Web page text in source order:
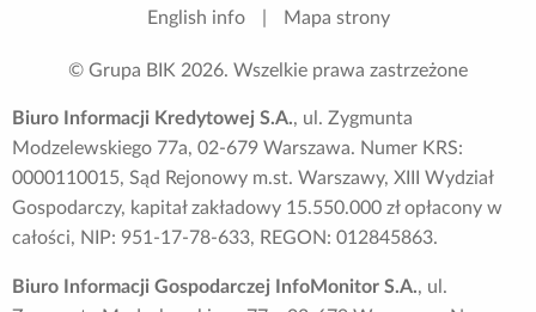
English info Mapa strony
© Grupa BIK 2026. Wszelkie prawa zastrzeżone
Biuro Informacji Kredytowej S.A., ul. Zygmunta
Modzelewskiego 77a, 02-679 Warszawa. Numer KRS:
0000110015, Sąd Rejonowy m.st. Warszawy, XIII Wydział
Gospodarczy, kapitał zakładowy 15.550.000 zł opłacony w
całości, NIP: 951-17-78-633, REGON: 012845863.
Biuro Informacji Gospodarczej InfoMonitor S.A., ul.